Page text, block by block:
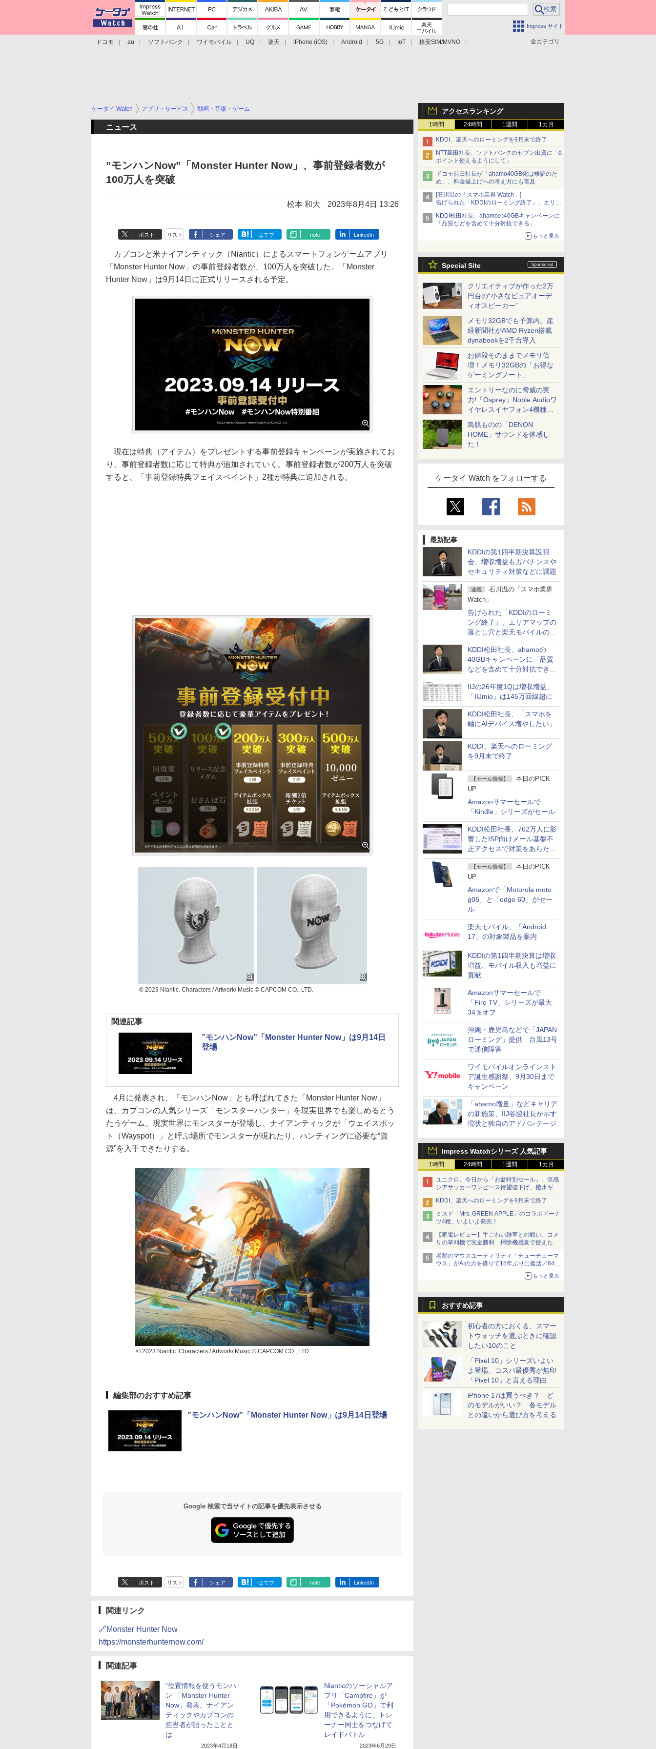
Impress サイト
全カテゴリ
ドコモ au ソフトバンク ワイモバイル UQ 楽天 iPhone (iOS) Android 5G IoT
格安SIM/MVNO
アクセスランキング
1時間 24時間 1週間 1カ月
KDDI、楽天へのローミングを9月末で終了
NTT島田社長、ソフトバンクのセブン出資に「d
ポイント使えるようにして」
ドコモ前田社長が「ahamo40GB化は検証のた
め」、料金値上げへの考え方にも言及
[石川温の「スマホ業界 Watch」]
告げられた「KDDIのローミング終了」、エリア
マップの落とし穴と楽天モバイルの課題
KDDI松田社長、ahamoの40GBキャンペーンに
「品質などを含めて十分対抗できる」
もっと見る
Special Site
クリエイティブが作った2万
円台の“小さなピュアオーデ
ィオスピーカー”
メモリ32GBでも予算内。産
経新聞社がAMD Ryzen搭載
dynabookを2千台導入
お値段そのままでメモリ倍
増！メモリ32GBの「お得な
ゲーミングノート」
エントリーなのに脅威の実
力!「Osprey」Noble Audioワ
イヤレスイヤフォン4機種を
一気に聴く
鳥肌ものの「DENON
HOME」サウンドを体感し
た！
ケータイ Watch をフォローする
最新記事
KDDIの第1四半期決算説明
会、増収増益もガバナンスや
セキュリティ対策などに課題
連載
石川温の「スマホ業界
Watch」
告げられた「KDDIのローミ
ング終了」、エリアマップの
落とし穴と楽天モバイルの課
題
KDDI松田社長、ahamoの
40GBキャンペーンに「品質
などを含めて十分対抗でき
る」
IIJの26年度1Qは増収増益、
「IIJmio」は145万回線超に
KDDI松田社長、「スマホを
軸にAIデバイス増やしたい」
KDDI、楽天へのローミング
を9月末で終了
【セール情報】
本日のPICK
UP
Amazonサマーセールで
「Kindle」シリーズがセール
KDDI松田社長、762万人に影
響したISP向けメール基盤不
正アクセスで対策をあらため
て説明
【セール情報】
本日のPICK
UP
Amazonで「Motorola moto
g06」と「edge 60」がセー
ル
楽天モバイル、「Android
17」の対象製品を案内
KDDIの第1四半期決算は増収
増益、モバイル収入も増益に
貢献
Amazonサマーセールで
「Fire TV」シリーズが最大
34％オフ
沖縄・鹿児島などで「JAPAN
ローミング」提供 台風13号
で通信障害
ワイモバイルオンラインスト
ア誕生感謝祭、9月30日まで
キャンペーン
「ahamo増量」などキャリア
の新施策、IIJ谷脇社長が示す
現状と独自のアドバンテージ
Impress Watchシリーズ 人気記事
1時間 24時間 1週間 1カ月
ユニクロ、今日から「お盆特別セール」。涼感
シアサッカーワンピース待望値下げ、撥水ギア
ショーツは1990円に
KDDI、楽天へのローミングを9月末で終了
ミスド「Mrs. GREEN APPLE」のコラボドーナ
ツ4種、いよいよ発売！
【家電レビュー】手ごわい雑草との戦い、コメ
リの草刈機で完全勝利 掃除機感覚で使えた
老舗のマウスユーティリティ「チューチューマ
ウス」がAIの力を借りて15年ぶりに復活／64bit
化、Windows 10/11、「Chrome」も走り回
る。復活記念で2026年末まで500円
もっと見る
おすすめ記事
初心者の方におくる、スマー
トウォッチを選ぶときに確認
したい10のこと
「Pixel 10」シリーズいよい
よ登場、コスパ最優秀が無印
「Pixel 10」と言える理由
iPhone 17は買うべき？ ど
のモデルがいい？ 各モデル
との違いから選び方を考える
ケータイ Watch アプリ・サービス 動画・音楽・ゲーム
ニュース
”モンハンNow”「Monster Hunter Now」、事前登録者数が
100万人を突破
松本 和大 2023年8月4日 13:26
ポスト リスト シェア はてブ note LinkedIn
カプコンと米ナイアンティック（Niantic）によるスマートフォンゲームアプリ
「Monster Hunter Now」の事前登録者数が、100万人を突破した。「Monster
Hunter Now」は9月14日に正式リリースされる予定。
現在は特典（アイテム）をプレゼントする事前登録キャンペーンが実施されてお
り、事前登録者数に応じて特典が追加されていく。事前登録者数が200万人を突破
すると、「事前登録特典フェイスペイント」2種が特典に追加される。
© 2023 Niantic. Characters / Artwork/ Music © CAPCOM CO., LTD.
関連記事
”モンハンNow”「Monster Hunter Now」は9月14日
登場
4月に発表され、「モンハンNow」とも呼ばれてきた「Monster Hunter Now」
は、カプコンの人気シリーズ「モンスターハンター」を現実世界でも楽しめるとう
たうゲーム。現実世界にモンスターが登場し、ナイアンティックが「ウェイスポッ
ト（Wayspot）」と呼ぶ場所でモンスターが現れたり、ハンティングに必要な“資
源”を入手できたりする。
© 2023 Niantic. Characters / Artwork/ Music © CAPCOM CO., LTD.
編集部のおすすめ記事
”モンハンNow”「Monster Hunter Now」は9月14日登場
Google 検索で当サイトの記事を優先表示させる
ポスト リスト シェア はてブ note LinkedIn
関連リンク
🔗Monster Hunter Now
https://monsterhunternow.com/
関連記事
“位置情報を使うモンハ
ン”「Monster Hunter
Now」発表、ナイアン
ティックやカプコンの
担当者が語ったことと
は
2023年4月18日
Nianticのソーシャルア
プリ「Campfire」が
「Pokémon GO」で利
用できるように、トレ
ーナー同士をつなげて
レイドバトル
2023年6月29日